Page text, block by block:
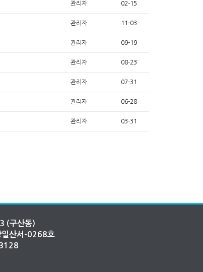
관리자 02-15
관리자 11-03
관리자 09-19
관리자 08-23
관리자 07-31
관리자 06-28
관리자 03-31
(구산동)
일산서-0268호